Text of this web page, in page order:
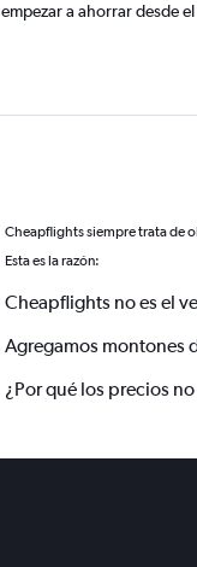
empezar a ahorrar desde
Cheapflights siempre trata de
Esta es la razón:
Cheapflights no es el
Agregamos montones
¿Por qué los precios